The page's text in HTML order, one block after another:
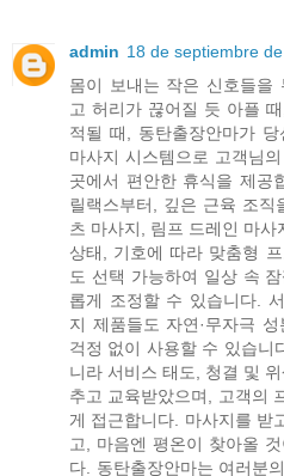
admin 18 de septiembre
몸이 보내는 작은 신호들을
고 허리가 끊어질 듯 아플
적될 때, 동탄출장안마가
마사지 시스템으로 고객님
곳에서 편안한 휴식을 제공
릴랙스부터, 깊은 근육 조직
츠 마사지, 림프 드레인 마사
상태, 기호에 따라 맞춤형
도 선택 가능하여 일상 속
롭게 조정할 수 있습니다.
지 제품들도 자연·무자극
걱정 없이 사용할 수 있습니
니라 서비스 태도, 청결 및
추고 교육받았으며, 고객의
게 접근합니다. 마사지를 받
고, 마음엔 평온이 찾아올
다. 동탄출장안마는 여러분